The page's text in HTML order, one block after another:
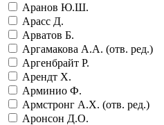
Аранов Ю.Ш.
Арасс Д.
Арватов Б.
Аргамакова А.А. (отв. ред.)
Аргенбрайт Р.
Арендт Х.
Арминио Ф.
Армстронг А.Х. (отв. ред.)
Аронсон Д.О.